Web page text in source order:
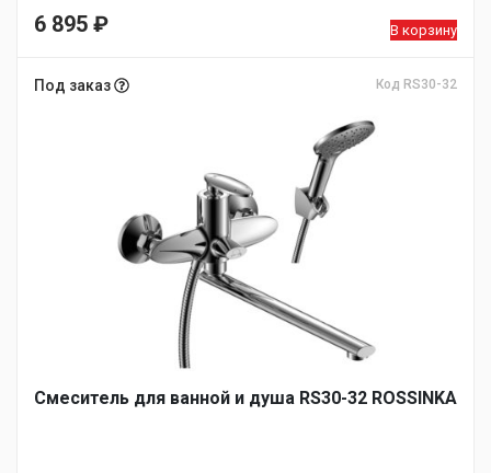
6 895 ₽ В корзину
Под заказ Код RS30-32
Смеситель для ванной и душа RS30-32 ROSSINKA